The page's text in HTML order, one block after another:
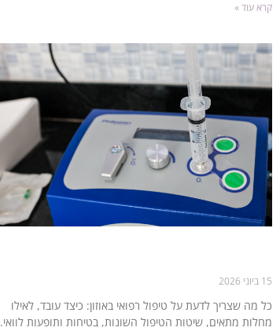
קרא עוד »
15 ביוני 2026
כל מה שצריך לדעת על טיפול רפואי באוזון: כיצד עובד, לאילו
מחלות מתאים, שיטות הטיפול השונות, בטיחות ותופעות לוואי.